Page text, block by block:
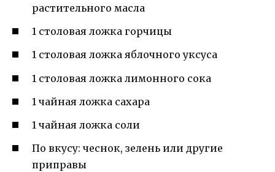
растительного масла
1 столовая ложка горчицы
1 столовая ложка яблочного уксуса
1 столовая ложка лимонного сока
1 чайная ложка сахара
1 чайная ложка соли
По вкусу: чеснок, зелень или другие
приправы